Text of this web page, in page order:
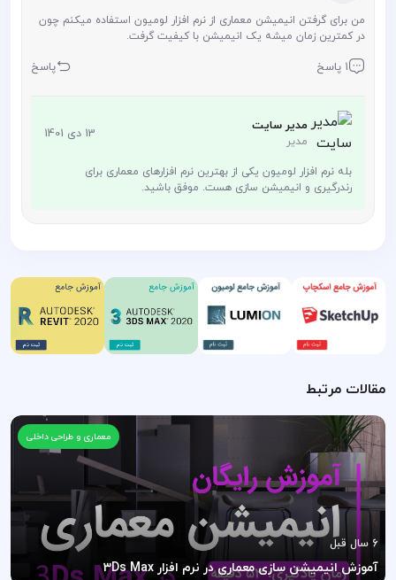
من برای گرفتن انیمیشن معماری از نرم افزار لومیون استفاده میکنم چون
در کمترین زمان میشه یک انیمیشن با کیفیت گرفت.
1 پاسخ پاسخ
مدیر سایت
مدیر 13 دی 1401
بله نرم افزار لومیون یکی از بهترین نرم افزارهای معماری برای
رندرگیری و انیمیشن سازی هست. موفق باشید.
مقالات مرتبط
معماری و طراحی داخلی
6 سال قبل
آموزش انیمیشن سازی معماری در نرم افزار 3Ds Max